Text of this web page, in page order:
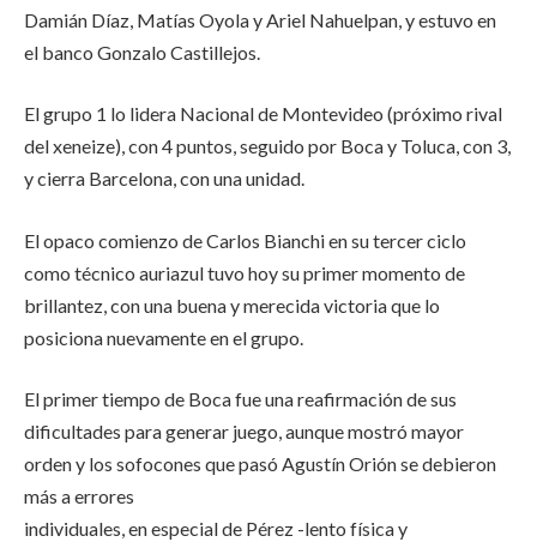
Damián Díaz, Matías Oyola y Ariel Nahuelpan, y estuvo en
el banco Gonzalo Castillejos.
El grupo 1 lo lidera Nacional de Montevideo (próximo rival
del xeneize), con 4 puntos, seguido por Boca y Toluca, con 3,
y cierra Barcelona, con una unidad.
El opaco comienzo de Carlos Bianchi en su tercer ciclo
como técnico auriazul tuvo hoy su primer momento de
brillantez, con una buena y merecida victoria que lo
posiciona nuevamente en el grupo.
El primer tiempo de Boca fue una reafirmación de sus
dificultades para generar juego, aunque mostró mayor
orden y los sofocones que pasó Agustín Orión se debieron
más a errores
individuales, en especial de Pérez -lento física y